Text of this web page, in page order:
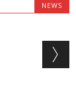
NEWS